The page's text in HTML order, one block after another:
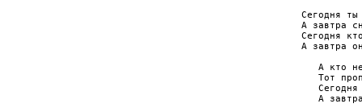
Сегодня ты
А завтра
Сегодня
А завтра
А кто
Тот
Сегодня
А